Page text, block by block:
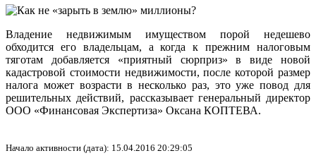
Владение недвижимым имуществом порой недешево
обходится его владельцам, а когда к прежним налоговым
тяготам добавляется «приятный сюрприз» в виде новой
кадастровой стоимости недвижимости, после которой размер
налога может возрасти в несколько раз, это уже повод для
решительных действий, рассказывает генеральный директор
ООО «Финансовая Экспертиза» Оксана КОПТЕВА.
Начало активности (дата): 15.04.2016 20:29:05